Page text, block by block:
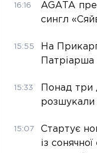
16:16
AGATA
сингл
15:55
На
15:33
Понад три
розшукали
15:07
Стартує
із